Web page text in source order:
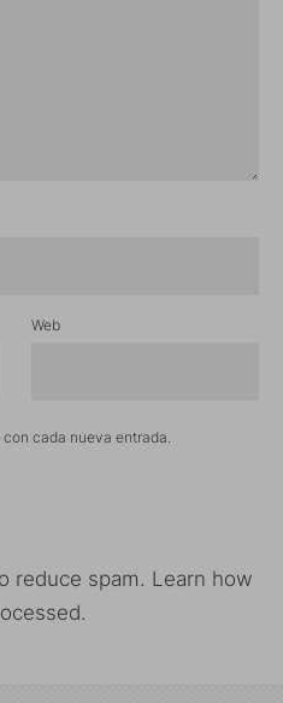
Web
cada nueva entrada.
reduce spam. Learn how